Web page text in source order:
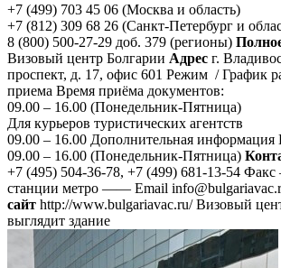
+7 (499) 703 45 06 (Москва и область)
+7 (812) 309 68 26 (Санкт-Петербург и
8 (800) 500-27-29 доб. 379 (регионы)
Визовый центр Болгарии Адрес г.
проспект, д. 17, офис 601 Режим / График
приема Время приёма документов:
09.00 – 16.00 (Понедельник-Пятница)
Для курьеров туристических агентств
09.00 – 16.00 Дополнительная информация
09.00 – 16.00 (Понедельник-Пятница)
+7 (495) 504-36-78, +7 (499) 681-13-54
станции метро —— Email
сайт http://www.bulgariavac.ru/ Визовый
выглядит здание